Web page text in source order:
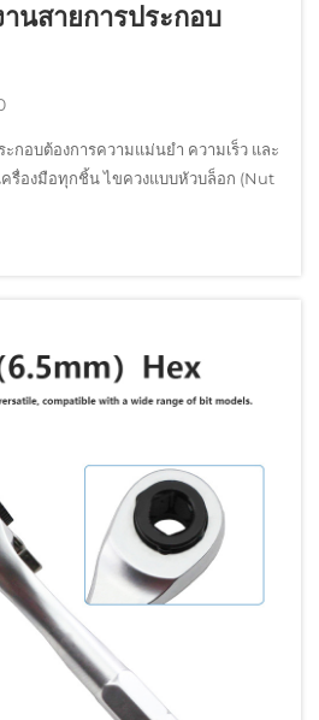
นสายการประกอบ
กอบต้องการความแม่นยำ ความเร็ว และ
ครื่องมือทุกชิ้น ไขควงแบบหัวบล็อก (Nut
ำเป็นสำหรับการยึดแน่นอย่างมี
การผลิตต่าง ๆ การเข้าใจปัจจัยสำคัญที่